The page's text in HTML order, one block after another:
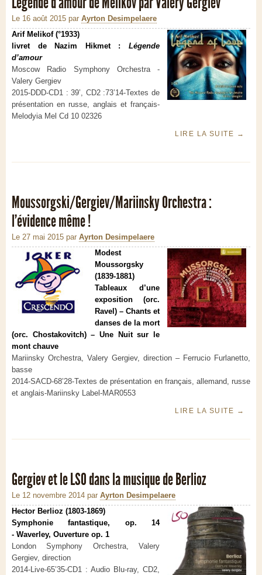
Le 16 août 2015 par Ayrton Desimpelaere
Arif Melikof (°1933)
livret de Nazim Hikmet : Légende
d’amour
Moscow Radio Symphony Orchestra -
Valery Gergiev
2015-DDD-CD1 : 39’, CD2 :73’14-Textes de
présentation en russe, anglais et français-
Melodyia Mel Cd 10 02326
LIRE LA SUITE →
Moussorgski/Gergiev/Mariinsky Orchestra :
l’évidence même !
Le 27 mai 2015 par Ayrton Desimpelaere
Modest
Moussorgsky
(1839-1881)
Tableaux d’une
exposition (orc.
Ravel) – Chants et
danses de la mort
(orc. Chostakovitch) – Une Nuit sur le
mont chauve
Mariinsky Orchestra, Valery Gergiev, direction – Ferrucio Furlanetto,
basse
2014-SACD-68’28-Textes de présentation en français, allemand, russe
et anglais-Mariinsky Label-MAR0553
LIRE LA SUITE →
Gergiev et le LSO dans la musique de Berlioz
Le 12 novembre 2014 par Ayrton Desimpelaere
Hector Berlioz (1803-1869)
Symphonie fantastique, op. 14
- Waverley, Ouverture op. 1
London Symphony Orchestra, Valery
Gergiev, direction
2014-Live-65’35-CD1 : Audio Blu-ray, CD2,